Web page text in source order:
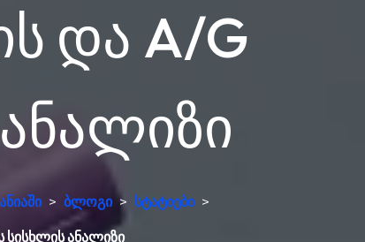
და A/G
> ბლოგი > სტატიები >
ანალიზი